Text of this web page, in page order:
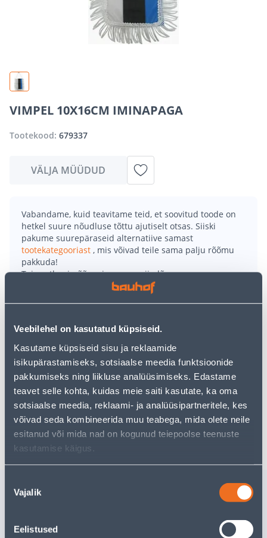
Veebilehel on kasutatud küpsiseid.
Kasutame küpsiseid sisu ja reklaamide
isikupärastamiseks, sotsiaalse meedia funktsioonide
pakkumiseks ning liikluse analüüsimiseks. Edastame
teavet selle kohta, kuidas meie saiti kasutate, ka oma
sotsiaalse meedia, reklaami- ja analüüsipartneritele, kes
võivad seda kombineerida muu teabega, mida olete neile
esitanud või mida nad on kogunud teiepoolse teenuste
kasutamise käigus.
valik
Vajalik
Eelistused
VIMPEL 10X16CM IMINAPAGA
Tootekood: 679337
VÄLJA MÜÜDUD
Vabandame, kuid teavitame teid, et soovitud toode on
hetkel suure nõudluse tõttu ajutiselt otsas. Siiski
pakume suurepäraseid alternatiive samast
tootekategooriast , mis võivad teile sama palju rõõmu
pakkuda!
Teie ostlemisrõõm ei pea aga siin lõppema - oma
uurimistööd saate jätkata, naastes
kasutades meie võimsat otsingufunktsiooni, et leida
• Iminapaga riputatav.
• Mõõtmed on 10 x 16 cm.
• Ääres on narmad.
• 14-päevane tagastusõigus.
Sarnased tooted
M10X160